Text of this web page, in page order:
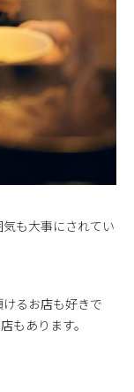
も大事にされてい
るお店も好きで
もあります。